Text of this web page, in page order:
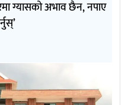
ग्यासको अभाव छैन, नपाए